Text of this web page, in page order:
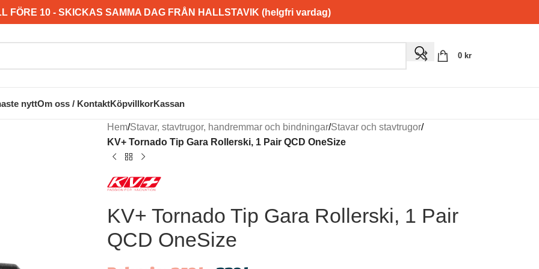
FÖRE 10 - SKICKAS SAMMA DAG FRÅN HALLSTAVIK (helgfri vardag)
0 kr
nyttOm oss / KontaktKöpvillkorKassan
Hem/Stavar, stavtrugor, handremmar och bindningar/Stavar och stavtrugor/
KV+ Tornado Tip Gara Rollerski, 1 Pair QCD OneSize
KV+ Tornado Tip Gara Rollerski, 1 Pair
QCD OneSize